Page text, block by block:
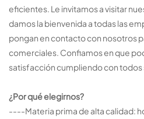
eficientes. Le invitamos a visitar
damos la bienvenida a todas las
pongan en contacto con nosotros
comerciales. Confiamos en que
satisfacción cumpliendo con todos
¿Por qué elegirnos?
----Materia prima de alta calidad: